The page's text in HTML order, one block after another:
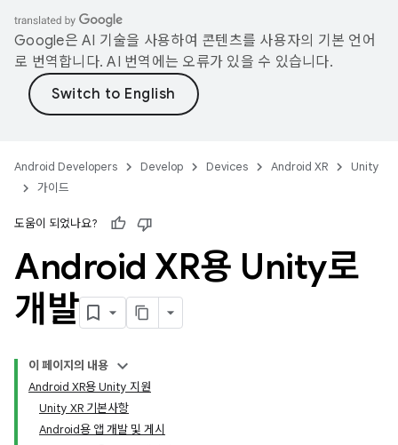
Google은 AI 기술을 사용하여 콘텐츠를 사용자의 기본 언어
로 번역합니다. AI 번역에는 오류가 있을 수 있습니다.
Android Developers Develop Devices Android XR
Unity
가이드
도움이 되었나요?
Android XR용 Unity로
개발
이 페이지의 내용
Android XR용 Unity 지원
Unity XR 기본사항
Android용 앱 개발 및 게시